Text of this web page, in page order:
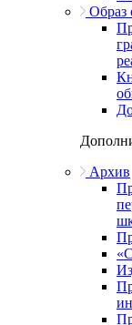
Образ
Архив